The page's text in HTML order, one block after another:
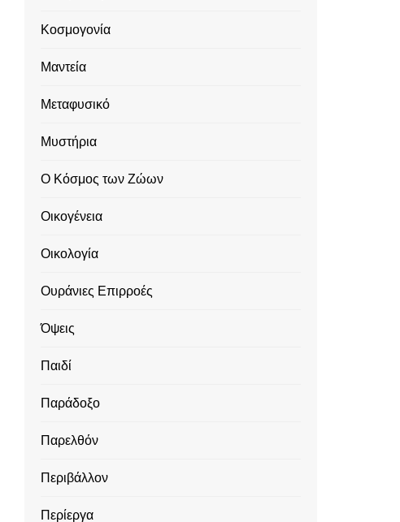
Κοσμογονία
Μαντεία
Μεταφυσικό
Μυστήρια
Ο Κόσμος των Ζώων
Οικογένεια
Οικολογία
Ουράνιες Επιρροές
Όψεις
Παιδί
Παράδοξο
Παρελθόν
Περιβάλλον
Περίεργα